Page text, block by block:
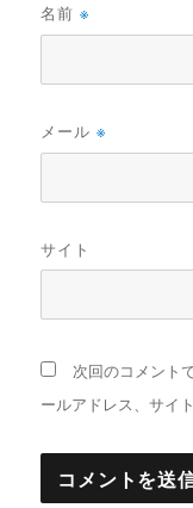
名前※
メール※
サイト
次回のコメント
ールアドレス、サイ